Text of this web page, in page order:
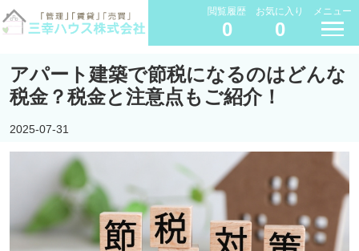
閲覧履歴
0
お気に入り
0
メニュー
アパート建築で節税になるのはどんな
税金？税金と注意点もご紹介！
2025-07-31